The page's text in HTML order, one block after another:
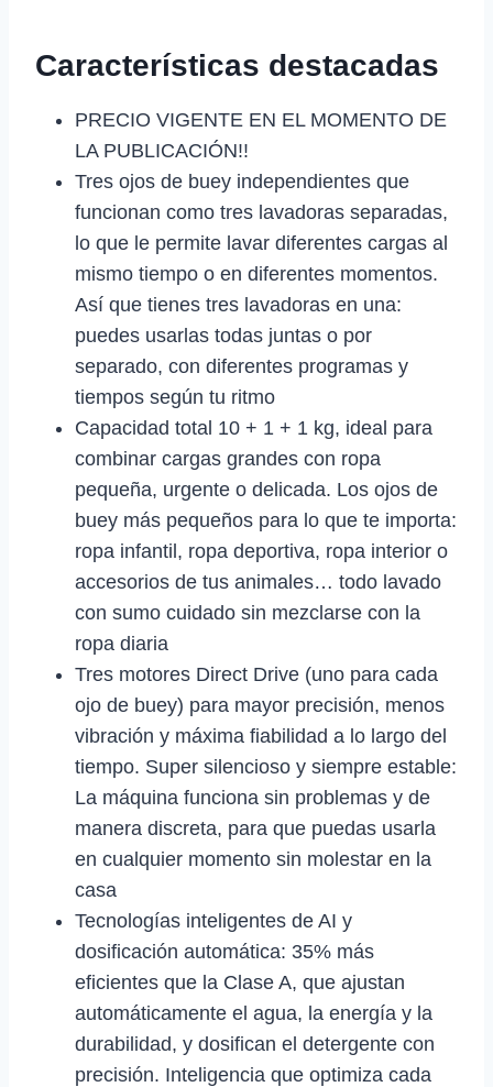
Características destacadas
PRECIO VIGENTE EN EL MOMENTO DE
LA PUBLICACIÓN!!
Tres ojos de buey independientes que
funcionan como tres lavadoras separadas,
lo que le permite lavar diferentes cargas al
mismo tiempo o en diferentes momentos.
Así que tienes tres lavadoras en una:
puedes usarlas todas juntas o por
separado, con diferentes programas y
tiempos según tu ritmo
Capacidad total 10 + 1 + 1 kg, ideal para
combinar cargas grandes con ropa
pequeña, urgente o delicada. Los ojos de
buey más pequeños para lo que te importa:
ropa infantil, ropa deportiva, ropa interior o
accesorios de tus animales… todo lavado
con sumo cuidado sin mezclarse con la
ropa diaria
Tres motores Direct Drive (uno para cada
ojo de buey) para mayor precisión, menos
vibración y máxima fiabilidad a lo largo del
tiempo. Super silencioso y siempre estable:
La máquina funciona sin problemas y de
manera discreta, para que puedas usarla
en cualquier momento sin molestar en la
casa
Tecnologías inteligentes de AI y
dosificación automática: 35% más
eficientes que la Clase A, que ajustan
automáticamente el agua, la energía y la
durabilidad, y dosifican el detergente con
precisión. Inteligencia que optimiza cada